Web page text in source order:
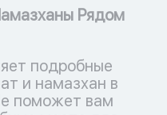
Рядом
подробные
и намазхан в
поможет вам